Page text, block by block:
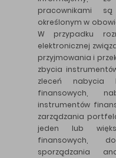
pracownikami
określonym w
W przypadku
elektronicznej
przyjmowania i
zbycia
zleceń nabycia
finansowych,
instrumentów
zarządzania
jeden lub
finansowych,
sporządzania